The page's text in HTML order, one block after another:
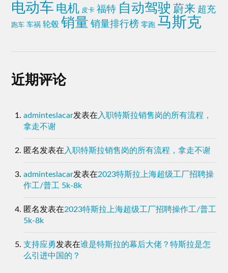
电动车 电机 皮卡 福特 自动驾驶 蔚来 超充
跑车 车祸 轮毂 销量 销量排行榜 零跑 马斯克
近期评论
adminteslacar发表在 入职特斯拉销售岗的所有流程，
拿走不谢
匿名发表在 入职特斯拉销售岗的所有流程，拿走不谢
adminteslacar发表在2023特斯拉上海超级工厂招聘操
作工/普工 5k-8k
匿名发表在2023特斯拉上海超级工厂招聘操作工/普工
5k-8k
支持应勇发表在谁是特斯拉的幕后大佬？特斯拉是怎
么引进中国的？